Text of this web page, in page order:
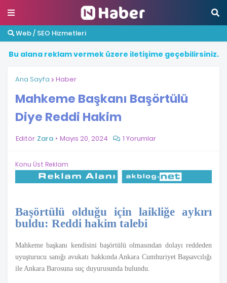
Web / SEO Hizmetleri
Bu alana reklamvermek üzere iletişime geçebilirsiniz.
Ana Sayfa Haber
Mahkeme Başkanı Başörtülü
Diye Reddi Hakim
Editör Zara Mayıs 20, 2024 1 Yorumlar
Konu Üst Reklam
Başörtülü olduğu için laikliğe aykırı
buldu: Reddi hakim talebi
Mahkeme başkanı kendisini başörtülü olmasından dolayı reddeden
uyuşturucu sanığı avukatı hakkında Ankara Cumhuriyet Başsavcılığı
ile Ankara Barosuna suç duyurusunda bulundu.